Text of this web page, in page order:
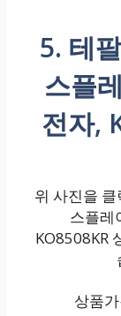
5. 테
스플
전자,
위 사진을
스플레
KO8508KR
상품